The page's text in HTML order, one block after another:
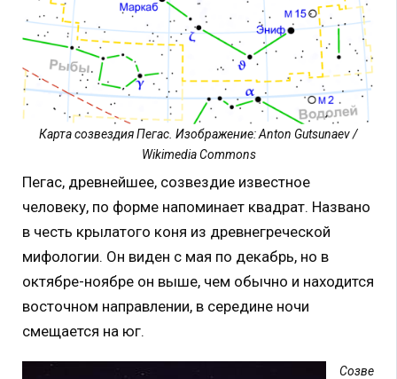
Карта созвездия Пегас. Изображение: Anton Gutsunaev /
Wikimedia Commons
Пегас, древнейшее, созвездие известное
человеку, по форме напоминает квадрат. Названо
в честь крылатого коня из древнегреческой
мифологии. Он виден с мая по декабрь, но в
октябре-ноябре он выше, чем обычно и находится
восточном направлении, в середине ночи
смещается на юг.
Созве